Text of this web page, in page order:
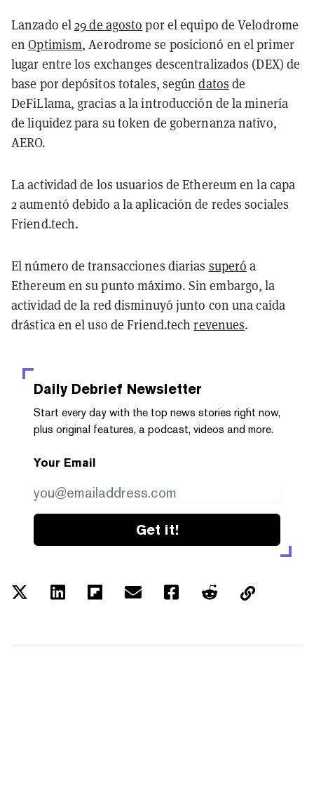
Lanzado el29 de agosto por el equipo de Velodrome
enOptimism, Aerodrome se posicionó en el primer
lugar entre los exchanges descentralizados (DEX) de
base por depósitos totales, segúndatos de
DeFiLlama, gracias a la introducción de la minería
de liquidez para su token de gobernanza nativo,
AERO.
La actividad de los usuarios de Ethereum en la capa
2 aumentó debido a la aplicación de redes sociales
Friend.tech.
El número de transacciones diarias superó a
Ethereum en su punto máximo. Sin embargo, la
actividad de la red disminuyó junto con una caída
drástica en el uso de Friend.techrevenues.
Daily Debrief Newsletter
Start every day with the top news stories right now,
plus original features, a podcast, videos and more.
Your Email
Get it!